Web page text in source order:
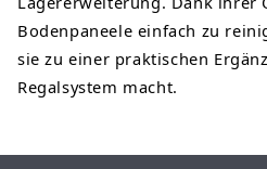
Bodenpaneele einfach zu
sie zu einer praktischen
Regalsystem macht.